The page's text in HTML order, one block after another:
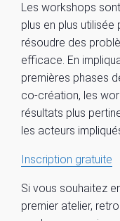
Les workshops
plus en plus
résoudre des
efficace. En
premières phases
co-création, les
résultats plus
les acteurs
Inscription gratuite
Si vous souhaitez
premier atelier,